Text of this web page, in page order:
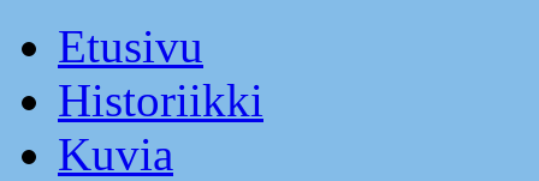
Etusivu
Historiikki
Kuvia